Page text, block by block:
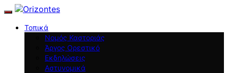
Τοπικά
Νομός Καστοριάς
Άργος Ορεστικό
Εκδηλώσεις
Αστυνομικά